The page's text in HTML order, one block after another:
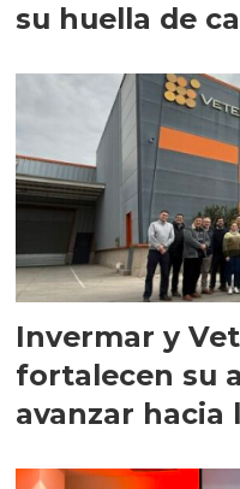
su huella de
Invermar y
fortalecen su
avanzar hacia